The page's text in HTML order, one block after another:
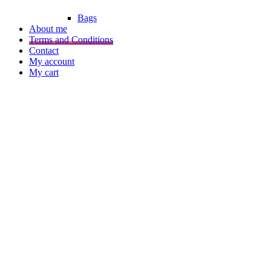
Bags
About me
Terms and Conditions
Contact
My account
My cart